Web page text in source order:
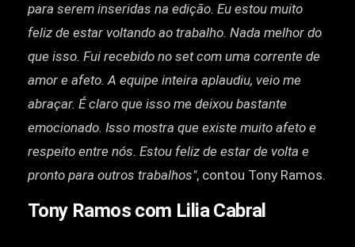
para serem inseridas na edição. Eu estou muito
feliz de estar voltando ao trabalho. Nada melhor do
que isso. Fui recebido no set com uma corrente de
amor e afeto. A equipe inteira aplaudiu, veio me
abraçar. É claro que isso me deixou bastante
emocionado. Isso mostra que existe muito afeto e
respeito entre nós. Estou feliz de estar de volta e
pronto para outros trabalhos", contou Tony Ramos.
Tony Ramos com Lilia Cabral